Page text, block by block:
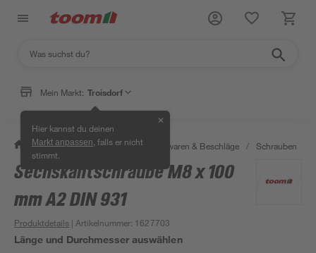
Mein Markt: Troisdorf
Hier kannst du deinen
Markt anpassen , falls er nicht
stimmt.
✕
/ Werkstatt & Maschinen / Eisenwaren & Beschläge / Schrauben
Sechskantschraube M8 x 100
mm A2 DIN 931
Produktdetails | Artikelnummer: 1627703
Länge und Durchmesser auswählen